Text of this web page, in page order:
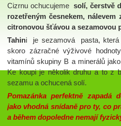
Cizrnu ochucujemesolí, čerstvě
rozetřeným česnekem,
citronovou šťávou a sezamovou
Tahini je sezamová pasta,
skoro zázračné výživové
vitamínů skupiny B a minerálů
Ke koupi je několik druhu a to z
sezamu a ochucená solí.
Pomazánka perfektně zapadá
jako vhodná snídaně pro ty, co
a během dopoledne nemají